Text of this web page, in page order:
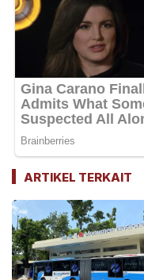
ARTIKEL TERKAIT